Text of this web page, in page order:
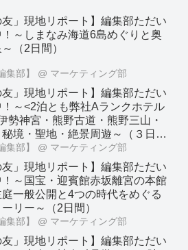
友」現地リポート】編集部ただい
！～しまなみ海道6島めぐりと奥
（2日間）
集部】 @ マーケティング部
友」現地リポート】編集部ただい
！～<2泊とも弊社Aランクホテル
神宮・熊野古道・熊野三山・
境・聖地・絶景周遊～（３日
集部】 @ マーケティング部
友」現地リポート】編集部ただい
！～国宝・迎賓館赤坂離宮の本館
一般公開と4つの時代をめぐる
リー～（2日間）
集部】 @ マーケティング部
友」現地リポート】編集部ただい